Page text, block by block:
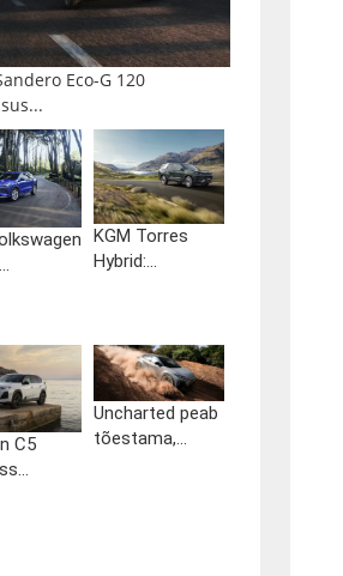
Eco-G 120
KGM Torres
Hybrid:...
C5
Uncharted peab
tõestama,...